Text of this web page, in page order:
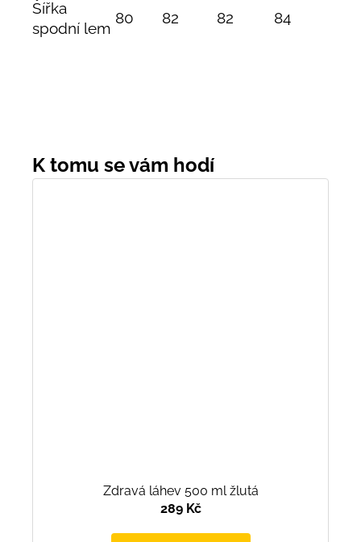
Šířka
spodní lem
80 82 82 84
Zdravá láhev 500 ml žlutá
289 Kč